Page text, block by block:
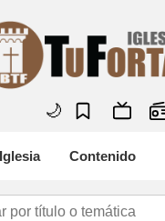
🌙
Iglesia Contenido